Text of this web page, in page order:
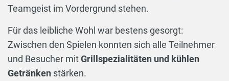
Teamgeist im Vordergrund stehen.
Für das leibliche Wohl war bestens gesorgt:
Zwischen den Spielen konnten sich alle Teilnehmer
und Besucher mitGrillspezialitäten und kühlen
Getränken stärken.